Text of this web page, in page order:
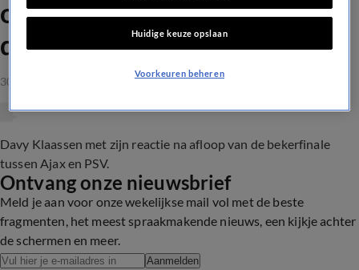
over toneelspel: 'Ik laat je zo
die wond wel even zien'
30 apr 2023, 00:00
Davy Klaassen met zijn reactie na afloop van de bekerfinale
tussen Ajax en PSV.
Ontvang onze nieuwsbrief
Meld je aan voor onze wekelijkse mail vol met de beste
fragmenten, het meest spraakmakende nieuws, een kijkje achter
de schermen en meer.
Aanmelden
Huidige keuze opslaan
Voorkeuren beheren